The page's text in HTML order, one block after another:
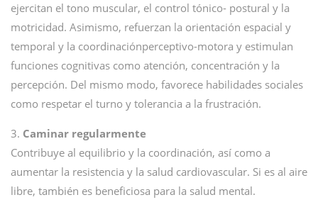
ejercitan el tono muscular, el control tónico- postural y la
motricidad. Asimismo, refuerzan la orientación espacial y
temporal y la coordinaciónperceptivo-motora y estimulan
funciones cognitivas como atención, concentración y la
percepción. Del mismo modo, favorece habilidades sociales
como respetar el turno y tolerancia a la frustración.
3. Caminar regularmente
Contribuye al equilibrio y la coordinación, así como a
aumentar la resistencia y la salud cardiovascular. Si es al aire
libre, también es beneficiosa para la salud mental.